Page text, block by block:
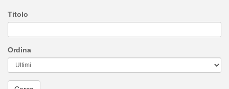
Titolo
Ordina